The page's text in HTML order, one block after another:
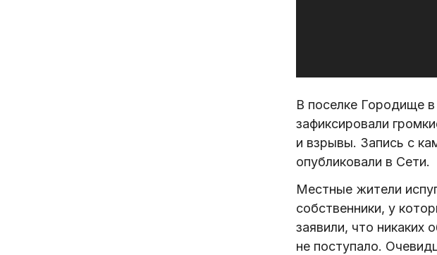
В поселке Городище
зафиксировали
и взрывы. Запись с
опубликовали в Сети.
Местные жители
собственники, у
заявили, что
не поступало.